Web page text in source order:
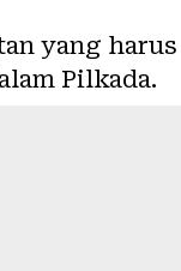
yang
Pilkada.